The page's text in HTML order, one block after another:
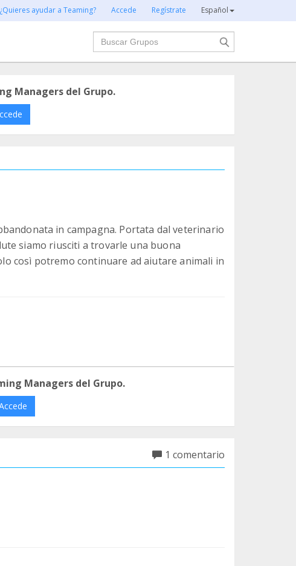
¿Quieres ayudar a Teaming? Accede Regístrate Español
Buscar
Managers del Grupo.
in campagna. Portata dal veterinario
siamo riusciti a trovarle una buona
così potremo continuare ad aiutare animali in
Managers del Grupo.
1 comentario